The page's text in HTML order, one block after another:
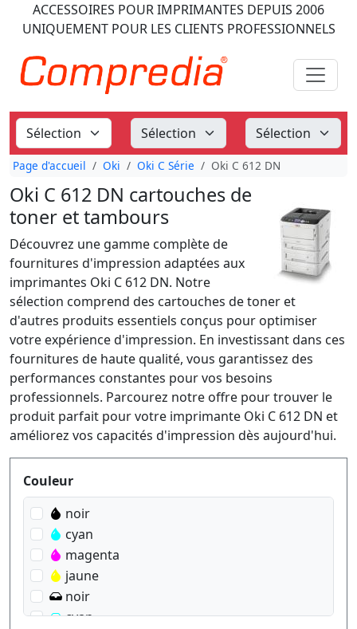
ACCESSOIRES POUR IMPRIMANTES DEPUIS 2006
UNIQUEMENT POUR LES CLIENTS PROFESSIONNELS
Page d'accueil Oki Oki C Série Oki C 612 DN
Oki C 612 DN cartouches de
toner et tambours
Découvrez une gamme complète de
fournitures d'impression adaptées aux
imprimantes Oki C 612 DN. Notre
sélection comprend des cartouches de toner et
d'autres produits essentiels conçus pour optimiser
votre expérience d'impression. En investissant dans ces
fournitures de haute qualité, vous garantissez des
performances constantes pour vos besoins
professionnels. Parcourez notre offre pour trouver le
produit parfait pour votre imprimante Oki C 612 DN et
améliorez vos capacités d'impression dès aujourd'hui.
Produktfilter
Couleur
noir
cyan
magenta
jaune
noir
cyan